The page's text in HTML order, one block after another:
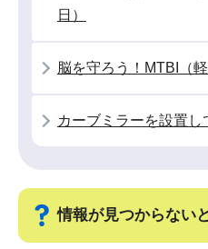
日）
脳を守ろう！MTBI（
カーブミラーを設置し
情報が見つからない